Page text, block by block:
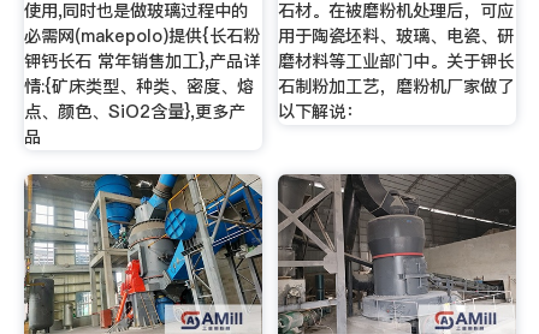
使用,同时也是做玻璃过程中的
必需网(makepolo)提供{长石粉
钾钙长石 常年销售加工},产品详
情:{矿床类型、种类、密度、熔
点、颜色、SiO2含量},更多产
品
石材。在被磨粉机处理后，可应
用于陶瓷坯料、玻璃、电瓷、研
磨材料等工业部门中。关于钾长
石制粉加工艺，磨粉机厂家做了
以下解说：